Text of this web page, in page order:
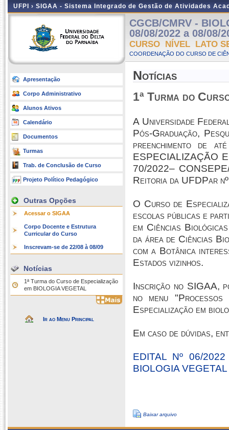
UFPI › SIGAA - Sistema Integrado de Gestão de Atividades
Apresentação
Corpo Administrativo
Alunos Ativos
Calendário
Documentos
Turmas
Trab. de Conclusão de Curso
Projeto Político Pedagógico
Outras Opções
Acessar o SIGAA
Corpo Docente e Estrutura
Curricular do Curso
Inscrevam-se de 22/08 à 08/09
Notícias
1ª Turma do Curso de Especialização
em BIOLOGIA VEGETAL
Ir ao Menu Principal
CGCB/CMRV -
08/08/2022 a 08/08/
CURSO NÍVEL LATO
COORDENAÇÃO DO CURSO DE
Notícias
1ª Turma do
A Universidade
Pós-Graduação,
preenchimento de
ESPECIALIZAÇÃO
70/2022–
Reitoria da UFDPar
O Curso de
escolas públicas e
em Ciências
da área de Ciências
com a Botânica
Estados vizinhos.
Inscrição no SIGAA,
no menu
Especialização em
Em caso de dúvidas,
EDITAL Nº 06/
BIOLOGIA VEGETAL
Baixar arquivo